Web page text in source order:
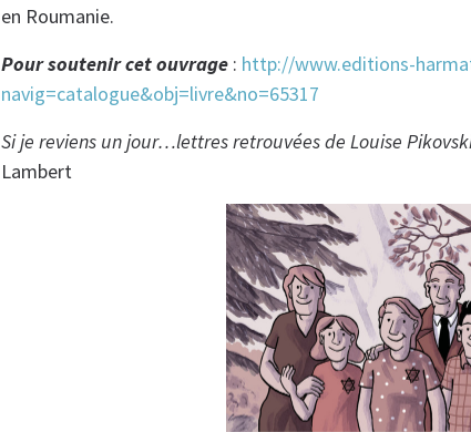
en Roumanie.
Pour soutenir cet ouvrage : http://www.editions-
navig=catalogue&obj=livre&no=65317
Si je reviens un jour…lettres retrouvées de Louise
Lambert